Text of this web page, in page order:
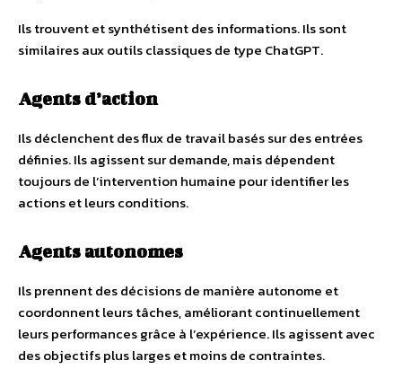
Ils trouvent et synthétisent des informations. Ils sont
similaires aux outils classiques de type ChatGPT.
Agents d’action
Ils déclenchent des flux de travail basés sur des entrées
définies. Ils agissent sur demande, mais dépendent
toujours de l’intervention humaine pour identifier les
actions et leurs conditions.
Agents autonomes
Ils prennent des décisions de manière autonome et
coordonnent leurs tâches, améliorant continuellement
leurs performances grâce à l’expérience. Ils agissent avec
des objectifs plus larges et moins de contraintes.